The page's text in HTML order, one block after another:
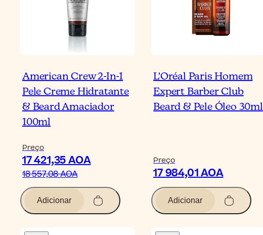
American Crew 2-In-1
Pele Creme Hidratante
& Beard Amaciador
100ml
Preço
17 421,35 AOA
18 557,08 AOA
Adicionar
L'Oréal Paris Homem
Expert Barber Club
Beard & Pele Óleo 30ml
Preço
17 984,01 AOA
Adicionar